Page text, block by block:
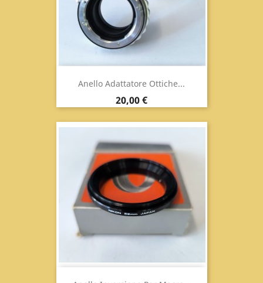
Anello Adattatore Ottiche...
Prezzo
20,00 €